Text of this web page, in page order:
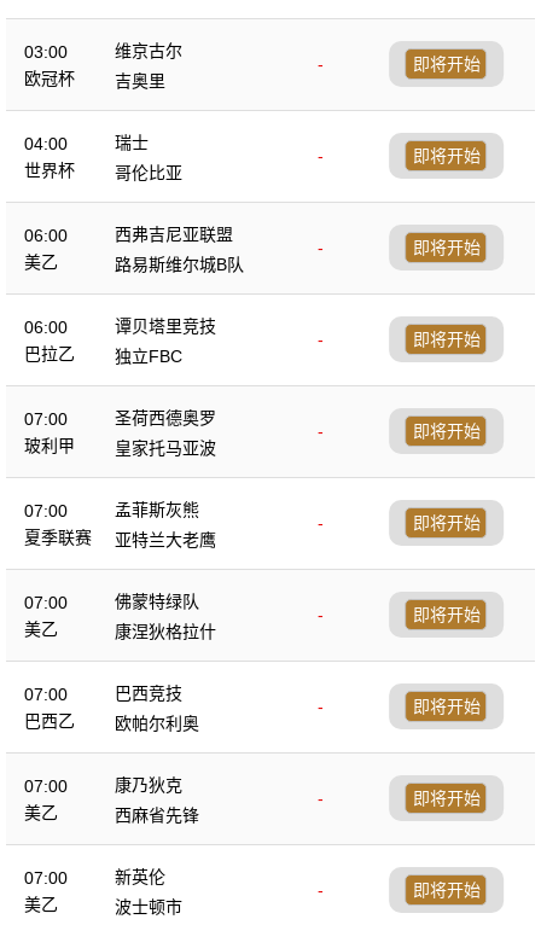
03:00
欧冠杯
维京古尔
-
吉奥里
即将开始
04:00
世界杯
瑞士
-
哥伦比亚
即将开始
06:00
美乙
西弗吉尼亚联盟
-
路易斯维尔城B队
即将开始
06:00
巴拉乙
谭贝塔里竞技
-
独立FBC
即将开始
07:00
玻利甲
圣荷西德奥罗
-
皇家托马亚波
即将开始
07:00
夏季联赛
孟菲斯灰熊
-
亚特兰大老鹰
即将开始
07:00
美乙
佛蒙特绿队
-
康涅狄格拉什
即将开始
07:00
巴西乙
巴西竞技
-
欧帕尔利奥
即将开始
07:00
美乙
康乃狄克
-
西麻省先锋
即将开始
07:00
美乙
新英伦
-
波士顿市
即将开始